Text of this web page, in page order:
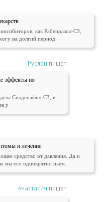
как Рабепразол-СЗ,
на долгий период
Руслан пишет:
эффекты по
Силденафил-СЗ, в
у
и лечение
средство от давления. Да и
мы его однократно пьем.
Анастасия пишет: